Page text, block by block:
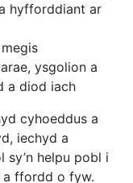
hyfforddiant ar
ysgolion a
a diod iach
cyhoeddus a
iechyd a
sy’n helpu pobl i
a ffordd o fyw.